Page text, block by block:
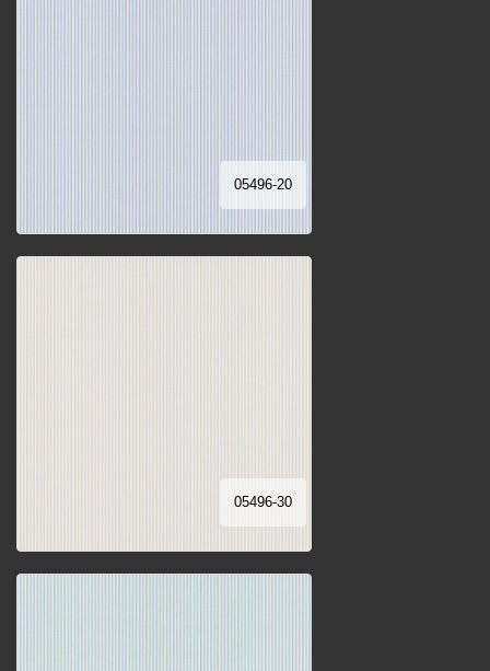
05496-20
05496-30